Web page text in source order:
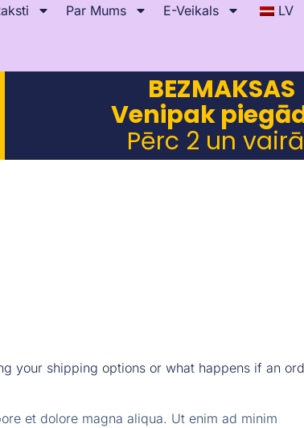
Par Mums E-Veikals LV
BEZMAKSAS
Venipak
Pērc 2 un
your shipping options or what happens if an
et dolore magna aliqua. Ut enim ad minim